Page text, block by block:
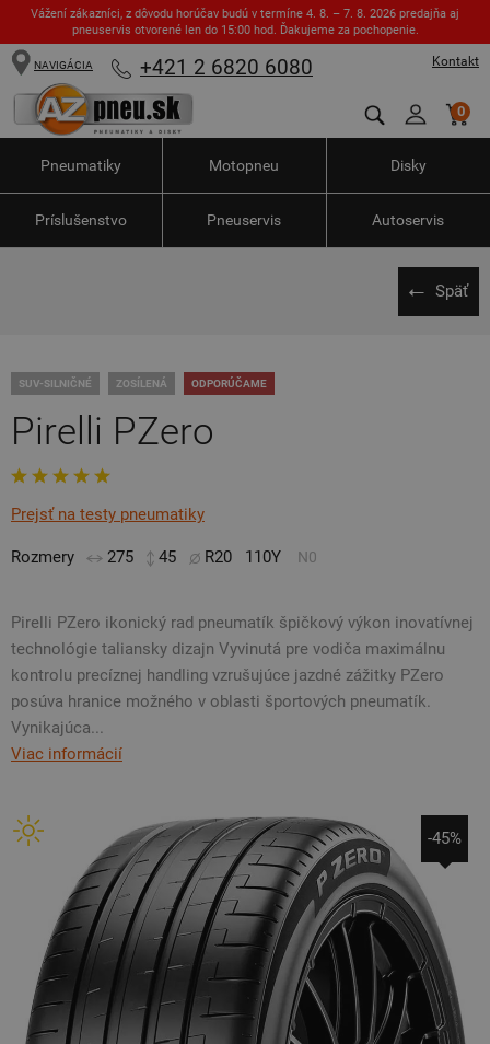
Vážení zákazníci, z dôvodu horúčav budú v termíne 4. 8. – 7. 8. 2026 predajňa aj
pneuservis otvorené len do 15:00 hod. Ďakujeme za pochopenie.
Kontakt
NAVIGÁCIA +421 2 6820 6080
0
Pneumatiky Motopneu Disky
Príslušenstvo Pneuservis Autoservis
Späť
SUV-SILNIČNÉ ZOSÍLENÁ ODPORÚČAME
Pirelli PZero
Prejsť na testy pneumatiky
Rozmery 275 45 R20 110Y N0
Pirelli PZero ikonický rad pneumatík špičkový výkon inovatívnej
technológie taliansky dizajn Vyvinutá pre vodiča maximálnu
kontrolu precíznej handling vzrušujúce jazdné zážitky PZero
posúva hranice možného v oblasti športových pneumatík.
Vynikajúca...
Viac informácií
-45%